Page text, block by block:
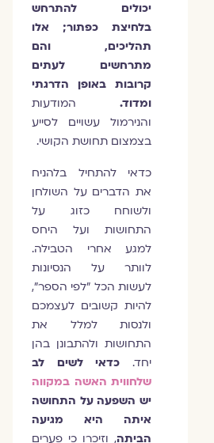
יכולים להתרחש
בלחיצת כפתור; אלו
תהליכים, והם
מתרחשים לעתים
קרובות באופן הדרגתי
ומדוד.המודעות
והנירמול עשויים לסייע
בצמצום תחושת הקושי.
כדאי להתחיל בלהניח
את הדברים על השולחן
ולשוחח כזוג על
התחושות ועל היחס
למגע אחרי הטבילה.
לוותר על הנסיונות
לעשות הכל "לפי הספר",
להיות קשובים לעצמכם
ולנסות למלל את
התחושות ולהתבונן בהן
יחד.
כדאי לשים לב
שלחווית האשה במקווה
יש השפעה על התחושה
איתה היא מגיעה
הביתה, וזיכרו כי פערים